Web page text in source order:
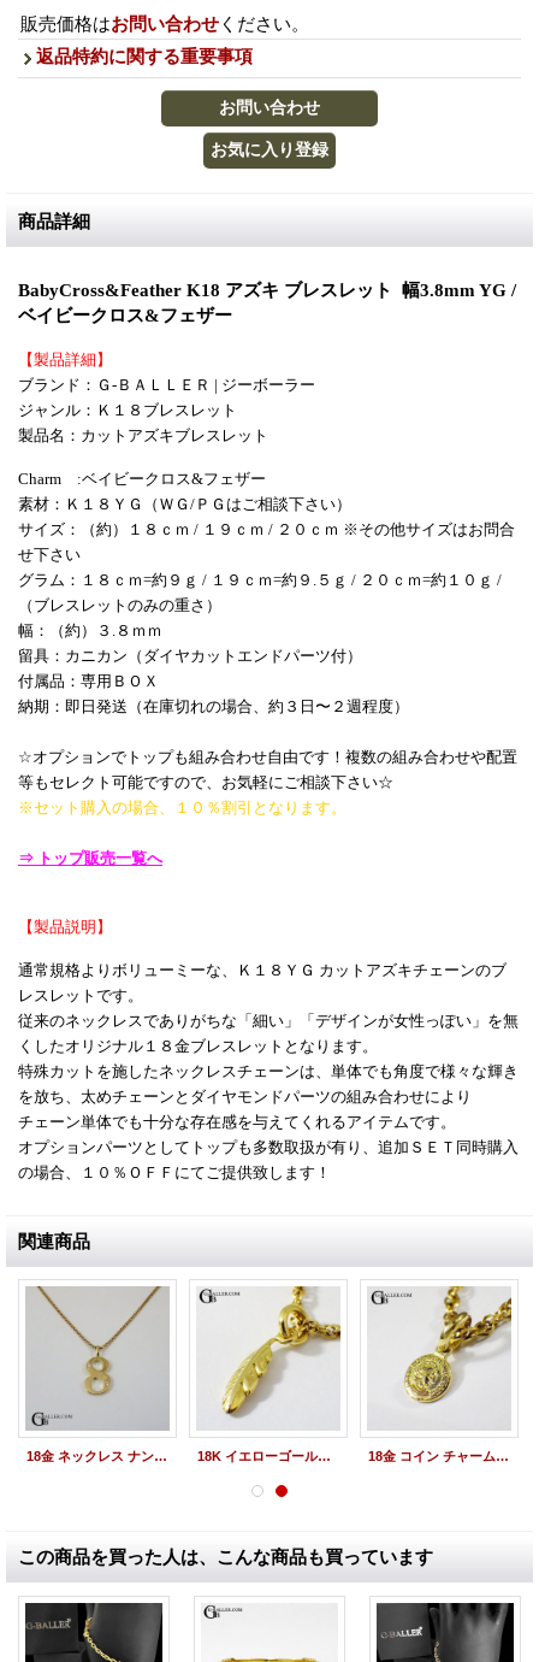
販売価格はお問い合わせ ください。
返品特約に関する重要事項
商品詳細
BabyCross&Feather K18 アズキ ブレスレット 幅3.8mm YG /
ベイビークロス&フェザー
【製品詳細】
ブランド：Ｇ-ＢＡＬＬＥＲ | ジーボーラー
ジャンル：Ｋ１８ブレスレット
製品名：カットアズキブレスレット
Charm :ベイビークロス&フェザー
素材：Ｋ１８ＹＧ（ＷＧ/ＰＧはご相談下さい）
サイズ：（約）１８ｃｍ / １９ｃｍ / ２０ｃｍ ※その他サイズはお問合
せ下さい
グラム：１８ｃｍ=約９ｇ / １９ｃｍ=約９.５ｇ / ２０ｃｍ=約１０ｇ /
（ブレスレットのみの重さ）
幅：（約）３.８ｍｍ
留具：カニカン（ダイヤカットエンドパーツ付）
付属品：専用ＢＯＸ
納期：即日発送（在庫切れの場合、約３日〜２週程度）
☆オプションでトップも組み合わせ自由です！複数の組み合わせや配置
等もセレクト可能ですので、お気軽にご相談下さい☆
※セット購入の場合、１０％割引となります。
⇒ トップ販売一覧へ
【製品説明】
通常規格よりボリューミーな、Ｋ１８ＹＧ カットアズキチェーンのブ
レスレットです。
従来のネックレスでありがちな「細い」「デザインが女性っぽい」を無
くしたオリジナル１８金ブレスレットとなります。
特殊カットを施したネックレスチェーンは、単体でも角度で様々な輝き
を放ち、太めチェーンとダイヤモンドパーツの組み合わせにより
チェーン単体でも十分な存在感を与えてくれるアイテムです。
オプションパーツとしてトップも多数取扱が有り、追加ＳＥＴ同時購入
の場合、１０％ＯＦＦにてご提供致します！
関連商品
18金 ネックレス ナンバー 8 数字 ペンダント ダイヤ 18K イエローゴールド フェザーチャーム 18金 コイン チャーム K18 YG ネックレス
この商品を買った人は、こんな商品も買っています